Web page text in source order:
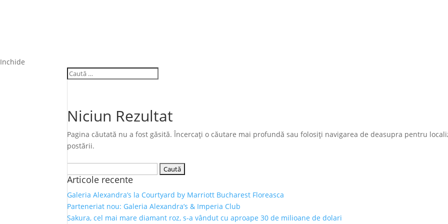
Inchide
Niciun Rezultat
Pagina căutată nu a fost găsită. Încercați o căutare mai profundă sau folosiți navigarea de deasupra pentru
postării.
după:
Articole recente
Galeria Alexandra’s la Courtyard by Marriott Bucharest Floreasca
Parteneriat nou: Galeria Alexandra’s & Imperia Club
Sakura, cel mai mare diamant roz, s-a vândut cu aproape 30 de milioane de dolari